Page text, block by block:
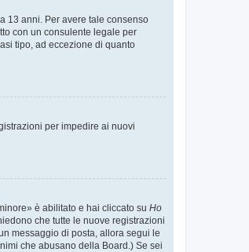
13 anni. Per avere tale consenso
con un consulente legale per
tipo, ad eccezione di quanto
per impedire ai nuovi
è abilitato e hai cliccato su Ho
che tutte le nuove registrazioni
messaggio di posta, allora segui le
che abusano della Board.) Se sei